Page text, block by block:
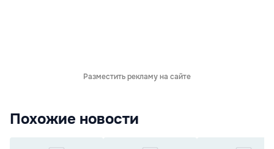
Разместить рекламу на сайте
Похожие новости